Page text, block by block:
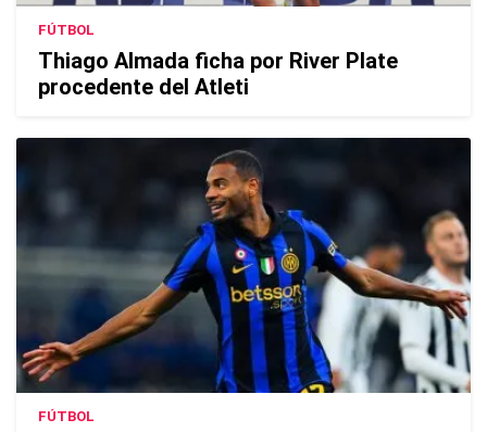
FÚTBOL
Thiago Almada ficha por River Plate
procedente del Atleti
FÚTBOL